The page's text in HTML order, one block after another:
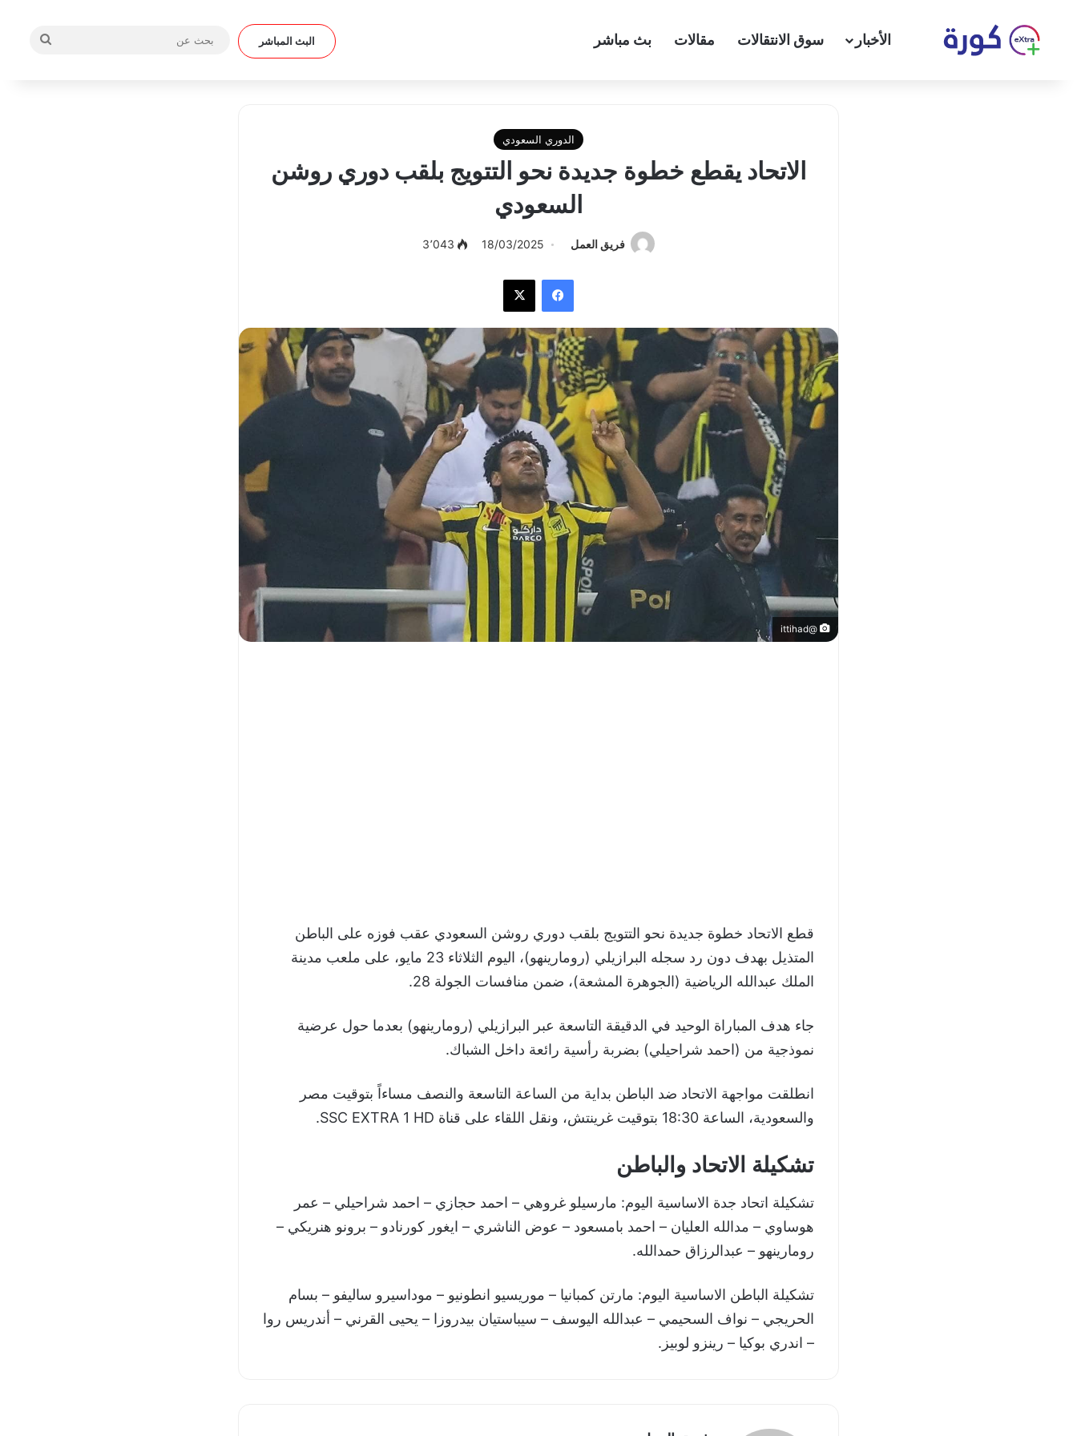
الأخبار سوق الانتقالات مقالات بث مباشر البث المباشر
الدوري السعودي
الاتحاد يقطع خطوة جديدة نحو التتويج بلقب دوري روشن
السعودي
فريق العمل 18/03/2025 3٬043
فيسبوك
@ittihad
قطع الاتحاد خطوة جديدة نحو التتويج بلقب دوري روشن السعودي عقب فوزه على الباطن
المتذيل بهدف دون رد سجله البرازيلي (رومارينهو)، اليوم الثلاثاء 23 مايو، على ملعب مدينة
الملك عبدالله الرياضية (الجوهرة المشعة)، ضمن منافسات الجولة 28.
جاء هدف المباراة الوحيد في الدقيقة التاسعة عبر البرازيلي (رومارينهو) بعدما حول عرضية
نموذجية من (احمد شراحيلي) بضربة رأسية رائعة داخل الشباك.
انطلقت مواجهة الاتحاد ضد الباطن بداية من الساعة التاسعة والنصف مساءاً بتوقيت مصر
والسعودية، الساعة 18:30 بتوقيت غرينتش، ونقل اللقاء على قناة SSC EXTRA 1 HD.
تشكيلة الاتحاد والباطن
تشكيلة اتحاد جدة الاساسية اليوم: مارسيلو غروهي – احمد حجازي – احمد شراحيلي – عمر
هوساوي – مدالله العليان – احمد بامسعود – عوض الناشري – ايغور كورنادو – برونو هنريكي –
رومارينهو – عبدالرزاق حمدالله.
تشكيلة الباطن الاساسية اليوم: مارتن كمبانيا – موريسيو انطونيو – موداسيرو ساليفو – بسام
الحريجي – نواف السحيمي – عبدالله اليوسف – سيباستيان بيدروزا – يحيى القرني – أندريس روا
– اندري بوكيا – رينزو لوبيز.